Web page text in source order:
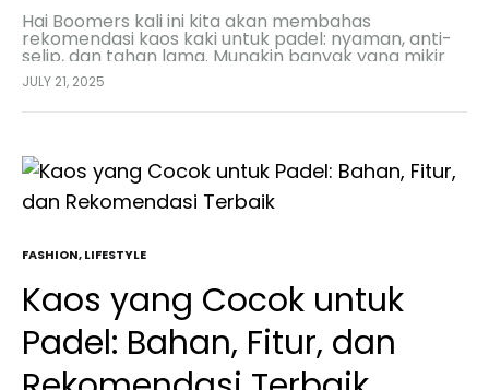
Hai Boomers kali ini kita akan membahas
rekomendasi kaos kaki untuk padel: nyaman, anti-
selip, dan tahan lama. Mungkin banyak yang mikir
kaos kaki cuma pelengkap saat main padel, tapi
kenyataannya,…
JULY 21, 2025
FASHION,LIFESTYLE
Kaos yang Cocok untuk
Padel: Bahan, Fitur, dan